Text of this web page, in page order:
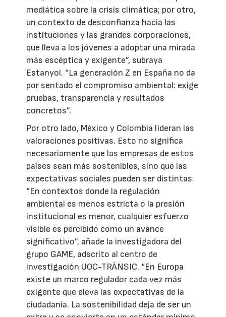
mediática sobre la crisis climática; por otro,
un contexto de desconfianza hacia las
instituciones y las grandes corporaciones,
que lleva a los jóvenes a adoptar una mirada
más escéptica y exigente”, subraya
Estanyol. “La generación Z en España no da
por sentado el compromiso ambiental: exige
pruebas, transparencia y resultados
concretos”.
Por otro lado, México y Colombia lideran las
valoraciones positivas. Esto no significa
necesariamente que las empresas de estos
países sean más sostenibles, sino que las
expectativas sociales pueden ser distintas.
“En contextos donde la regulación
ambiental es menos estricta o la presión
institucional es menor, cualquier esfuerzo
visible es percibido como un avance
significativo”, añade la investigadora del
grupo GAME, adscrito al centro de
investigación UOC-TRÀNSIC. “En Europa
existe un marco regulador cada vez más
exigente que eleva las expectativas de la
ciudadanía. La sostenibilidad deja de ser un